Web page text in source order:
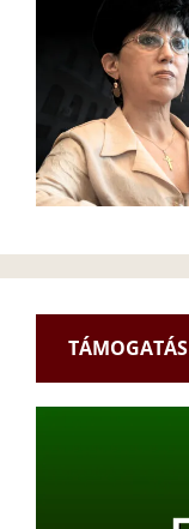
TÁMOGATÁS